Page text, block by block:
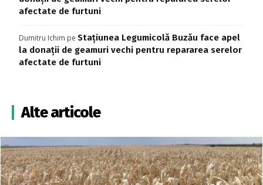
afectate de furtuni
Dumitru Ichim pe Stațiunea Legumicolă Buzău face apel
la donații de geamuri vechi pentru repararea serelor
afectate de furtuni
Alte articole